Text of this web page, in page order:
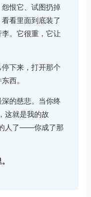
恨它、试图扔掉
看里面到底装了
。它很重，它让
下来，打开那个
西。
的慈悲。当你终
这就是我的故
人了——你成了那